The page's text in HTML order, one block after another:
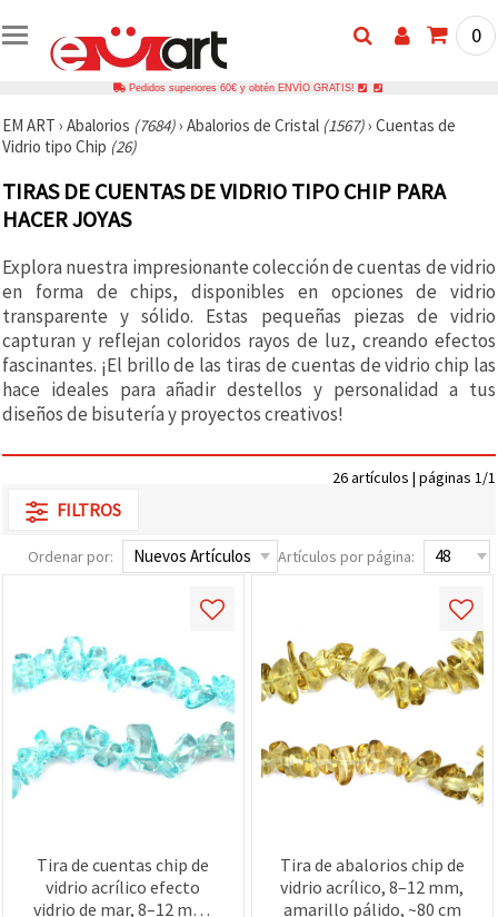
0
Pedidos superiores 60€ y obtén ENVÍO GRATIS!
EM ART › Abalorios (7684)› Abalorios de Cristal (1567)› Cuentas de
Vidrio tipo Chip (26)
TIRAS DE CUENTAS DE VIDRIO TIPO CHIP PARA
HACER JOYAS
Explora nuestra impresionante colección de cuentas de vidrio
en forma de chips, disponibles en opciones de vidrio
transparente y sólido. Estas pequeñas piezas de vidrio
capturan y reflejan coloridos rayos de luz, creando efectos
fascinantes. ¡El brillo de las tiras de cuentas de vidrio chip las
hace ideales para añadir destellos y personalidad a tus
diseños de bisutería y proyectos creativos!
26 artículos | páginas 1/1
FILTROS
Ordenar por: Artículos por página:
Tira de cuentas chip de
vidrio acrílico efecto
vidrio de mar, 8–12 mm,
Tira de abalorios chip de
vidrio acrílico, 8–12 mm,
amarillo pálido, ~80 cm